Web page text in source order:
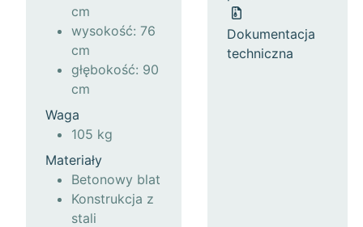
cm
wysokość: 76
cm
głębokość: 90
cm
Waga
105 kg
Materiały
Betonowy blat
Konstrukcja z
stali
Dokumentacja
techniczna